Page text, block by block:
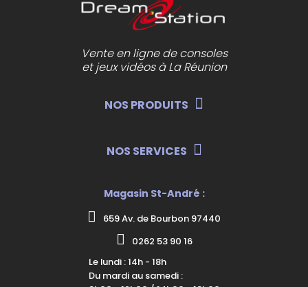
Vente en ligne de consoles
et jeux vidéos à La Réunion
NOS PRODUITS
NOS SERVICES
Magasin St-André :
659 Av. de Bourbon 97440
0262 53 90 16
Le lundi : 14h - 18h
Du mardi au samedi :